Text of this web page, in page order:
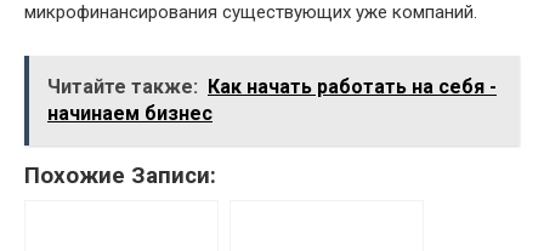
микрофинансирования существующих уже компаний.
Читайте также: Как начать работать на себя -
начинаем бизнес
Похожие Записи: